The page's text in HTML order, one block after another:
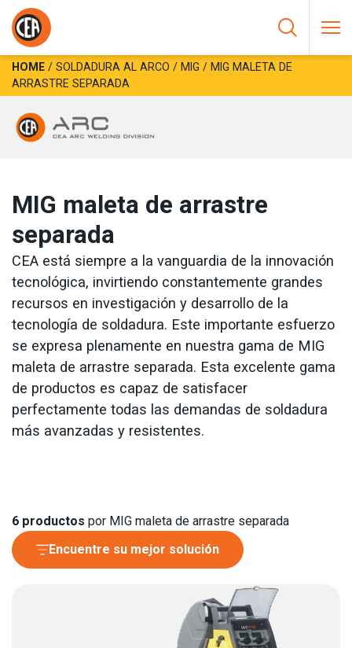
Saltar al contenido
HOME / SOLDADURA AL ARCO / MIG / MIG MALETA DE
ARRASTRE SEPARADA
MIG maleta de arrastre
separada
CEA está siempre a la vanguardia de la innovación
tecnológica, invirtiendo constantemente grandes
recursos en investigación y desarrollo de la
tecnología de soldadura. Este importante esfuerzo
se expresa plenamente en nuestra gama de MIG
maleta de arrastre separada. Esta excelente gama
de productos es capaz de satisfacer
perfectamente todas las demandas de soldadura
más avanzadas y resistentes.
6 productos por MIG maleta de arrastre separada
Encuentre su mejor solución